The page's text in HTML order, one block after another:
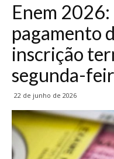
Enem 2026:
pagamento
inscrição
segunda-
22 de junho de 2026